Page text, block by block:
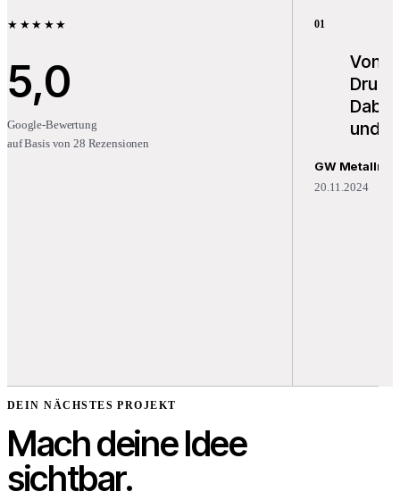
★★★★★
5,0
Google-Bewertung
auf Basis von 28 Rezensionen
01
Von
und
GW
20.11.2024
DEIN NÄCHSTES PROJEKT
Mach deine Idee
sichtbar.